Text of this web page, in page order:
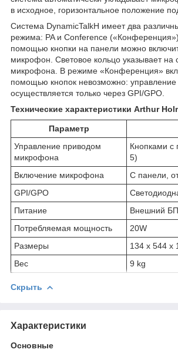
в исходное, горизонтальное положение
Система DynamicTalkH имеет два
режима: PA и Conference
помощью кнопки на панели можно
микрофон. Световое кольцо указывает на
микрофона. В режиме «Конференция»
помощью кнопок невозможно:
осуществляется только через GPI/GPO.
Технические характеристики Arthur
Параметр
Управление приводом
микрофона
Кнопками с
5)
Включение микрофона
С панели,
GPI/GPO
Питание
Внешний БП
Потребляемая мощность
20W
Размеры
134 x 544 x
Вес
9 kg
Скрыть
Характеристики
Основные